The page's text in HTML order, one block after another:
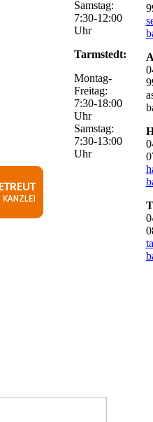
Samstag:
7:30-12:00
Uhr
Tarmstedt:
Montag-
Freitag:
7:30-18:00
Uhr
Samstag:
7:30-13:00
Uhr